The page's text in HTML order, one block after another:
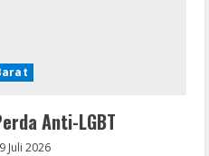
Anti-LGBT
9 Juli 2026